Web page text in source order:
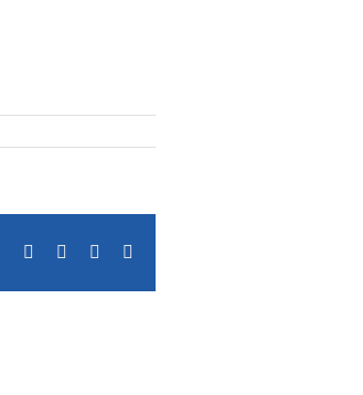
LinkedIn
TumblrPinterest